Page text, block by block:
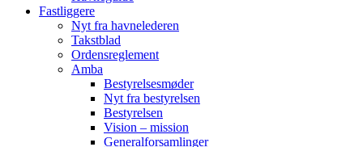
Fastliggere
Nyt fra havnelederen
Takstblad
Ordensreglement
Amba
Bestyrelsesmøder
Nyt fra bestyrelsen
Bestyrelsen
Vision – mission
Generalforsamlinger